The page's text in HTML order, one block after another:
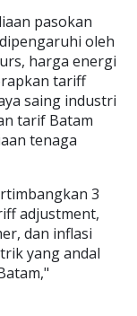
pasokan
oleh
harga energi
tariff
saing industri
tarif Batam
tenaga
3
adjustment,
dan inflasi
yang andal